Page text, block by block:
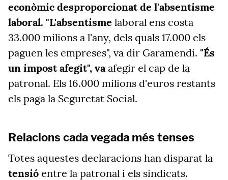
econòmic desproporcionat de l'absentisme
laboral. "L'absentisme laboral ens costa
33.000 milions a l'any, dels quals 17.000 els
paguen les empreses", va dir Garamendi. "És
un impost afegit", vaafegir el cap de la
patronal. Els 16.000 milions d'euros restants
els paga la Seguretat Social.
Relacions cada vegada més tenses
Totes aquestes declaracions han disparat la
tensió entre la patronal i els sindicats.